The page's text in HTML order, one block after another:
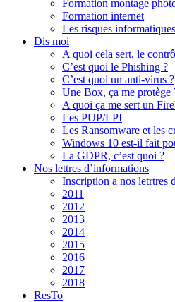
Formation montage
Formation internet
Les risques informatiques
Dis moi
A quoi cela sert, le
C’est quoi le Phishing ?
C’est quoi un anti-virus ?
Une Box, ça me protège
A quoi ça me sert un
Les PUP/LPI
Les Ransomware et les
Windows 10 est-il fait
La GDPR, c’est quoi ?
Nos lettres d’informations
Inscription a nos letrtres
2011
2012
2013
2014
2015
2016
2017
2018
ResTo